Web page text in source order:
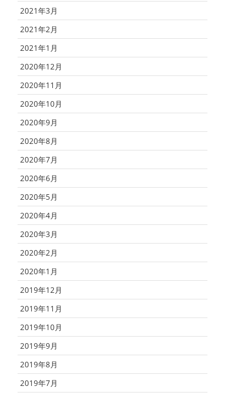
2021年3月
2021年2月
2021年1月
2020年12月
2020年11月
2020年10月
2020年9月
2020年8月
2020年7月
2020年6月
2020年5月
2020年4月
2020年3月
2020年2月
2020年1月
2019年12月
2019年11月
2019年10月
2019年9月
2019年8月
2019年7月